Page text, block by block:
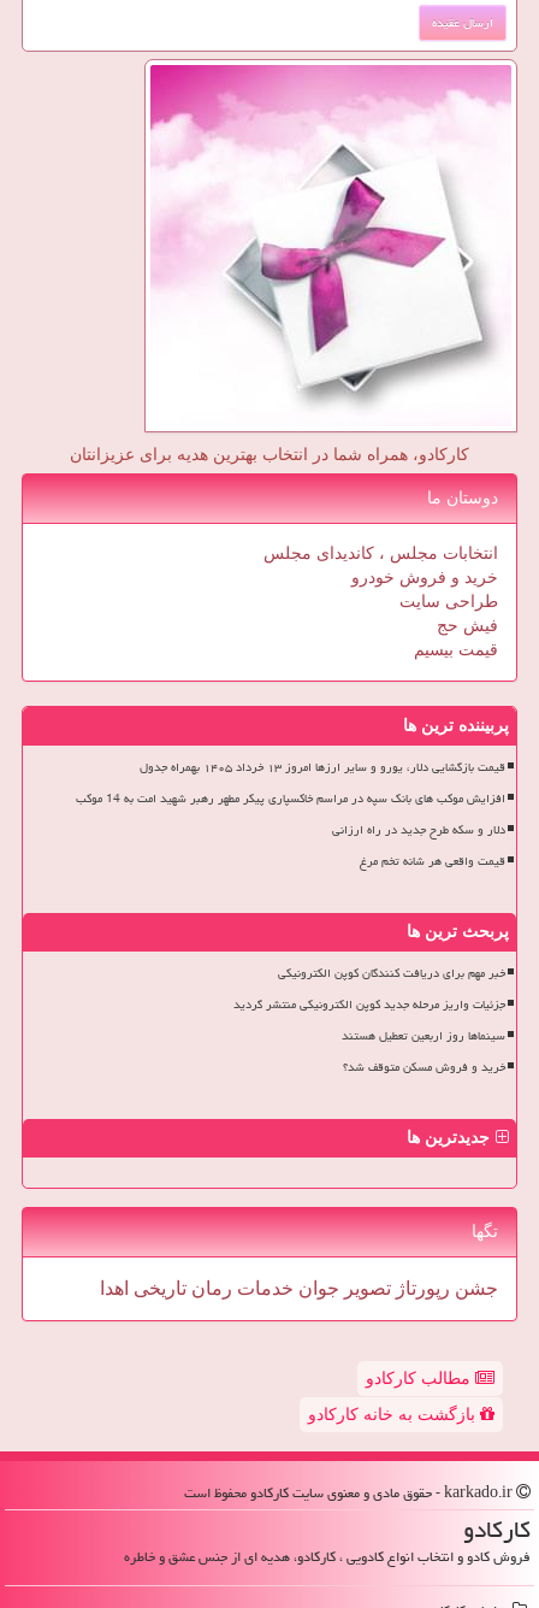
کارکادو، همراه شما در انتخاب بهترین هدیه برای عزیزانتان
دوستان ما
انتخابات مجلس ، کاندیدای مجلس
خرید و فروش خودرو
طراحی سایت
فیش حج
قیمت بیسیم
پربیننده ترین ها
قیمت بازگشایی دلار، یورو و سایر ارزها امروز ۱۳ خرداد ۱۴۰۵ بهمراه جدول
افزایش موکب های بانک سپه در مراسم خاکسپاری پیکر مطهر رهبر شهید امت به 14 موکب
دلار و سکه طرح جدید در راه ارزانی
قیمت واقعی هر شانه تخم مرغ
پربحث ترین ها
خبر مهم برای دریافت کنندگان کوپن الکترونیکی
جزئیات واریز مرحله جدید کوپن الکترونیکی منتشر گردید
سینماها روز اربعین تعطیل هستند
خرید و فروش مسکن متوقف شد؟
جدیدترین ها
تگها
جشن رپورتاژ تصویر جوان خدمات رمان تاریخی اهدا
مطالب کارکادو
بازگشت به خانه کارکادو
كاركادو
فروش کادو و انتخاب انواع کادویی ، کارکادو، هدیه ای از جنس عشق و خاطره